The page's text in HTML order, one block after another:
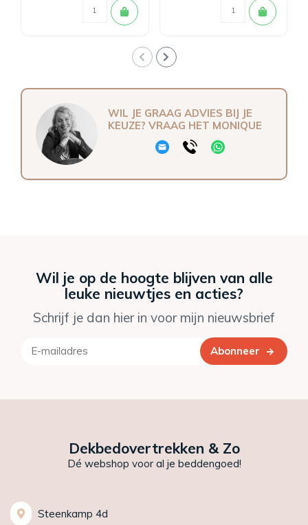
WIL JE GRAAG ADVIES BIJ JE
KEUZE? VRAAG HET MONIQUE
Wil je op de hoogte blijven van alle
leuke nieuwtjes en acties?
Schrijf je dan hier in voor mijn nieuwsbrief
Abonneer
Dekbedovertrekken & Zo
Dé webshop voor al je beddengoed!
Steenkamp 4d